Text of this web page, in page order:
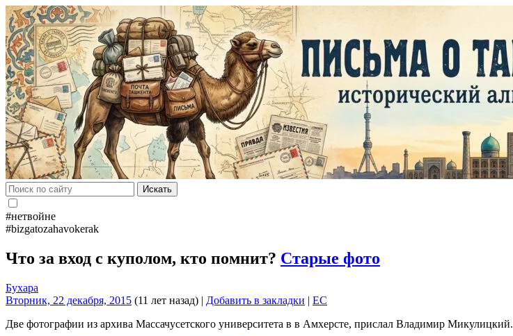
Искать
#нетвойне
#bizgatozahavokerak
Что за вход с куполом, кто помнит? Старые фото
Бухара
Вторник, 22 декабря, 2015 (11 лет назад) | Добавить в закладки | EC
Две фотографии из архива Массачусетского университета в в Амхерсте, прислал Владимир Микулицкий.